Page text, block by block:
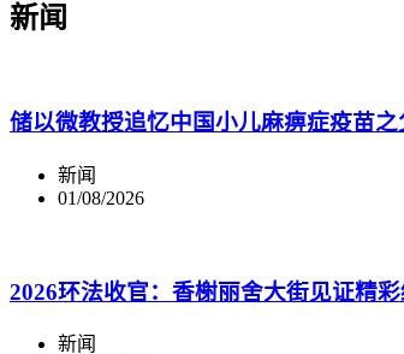
新闻
储以微教授追忆中国小儿麻痹症疫苗
新闻
01/08/2026
2026环法收官：香榭丽舍大街见证精彩
新闻